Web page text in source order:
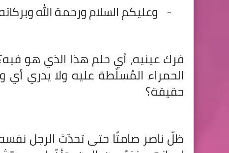
- وعليكم السلام ورحمة الله
فرك عينيه، أي حلم هذا الذي هو
الحمراء المُسلّطة عليه ولا يدري
حقيقة؟
ظلّ ناصر صامتًا حتى تحدّث الرجل نفسه